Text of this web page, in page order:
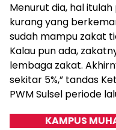
Menurut dia, hal
kurang yang
sudah mampu zakat
Kalau pun ada,
lembaga zakat.
sekitar 5%,” tandas
PWM Sulsel periode
KAMPUS